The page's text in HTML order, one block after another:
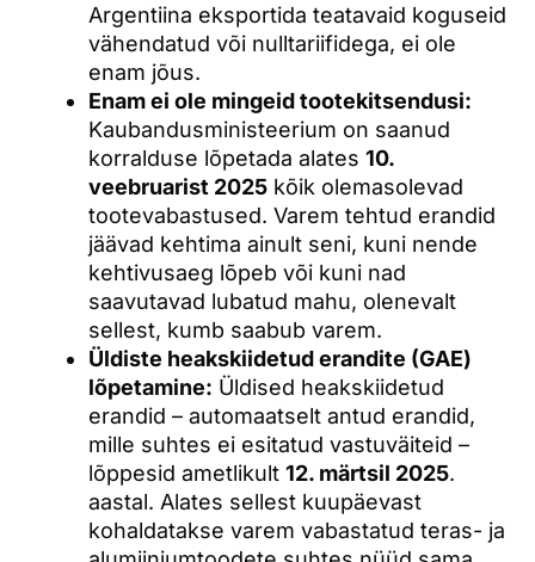
Argentiina eksportida teatavaid koguseid
vähendatud või nulltariifidega, ei ole
enam jõus.
Enam ei ole mingeid tootekitsendusi:
Kaubandusministeerium on saanud
korralduse lõpetada alates 10.
veebruarist 2025 kõik olemasolevad
tootevabastused. Varem tehtud erandid
jäävad kehtima ainult seni, kuni nende
kehtivusaeg lõpeb või kuni nad
saavutavad lubatud mahu, olenevalt
sellest, kumb saabub varem.
Üldiste heakskiidetud erandite (GAE)
lõpetamine: Üldised heakskiidetud
erandid – automaatselt antud erandid,
mille suhtes ei esitatud vastuväiteid –
lõppesid ametlikult 12. märtsil 2025.
aastal. Alates sellest kuupäevast
kohaldatakse varem vabastatud teras- ja